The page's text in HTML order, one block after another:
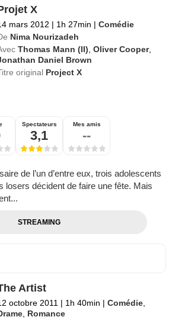
X
mars 2012 | 1h 27min | Comédie
Nima Nourizadeh
Thomas Mann (II) ,Oliver Cooper,
Daniel Brown
original Project X
Spectateurs
3,1
Mes amis
--
de l’un d’entre eux, trois adolescents
losers décident de faire une fête. Mais
STREAMING
Artist
octobre 2011 | 1h 40min | Comédie
Romance